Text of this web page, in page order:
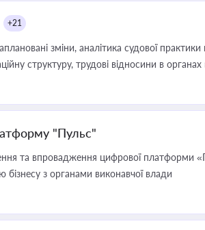
+21
зміни, аналітика судової
структуру, трудові відносини в
"Пульс"
та впровадження цифрової платформи
бізнесу з органами виконавчої влади